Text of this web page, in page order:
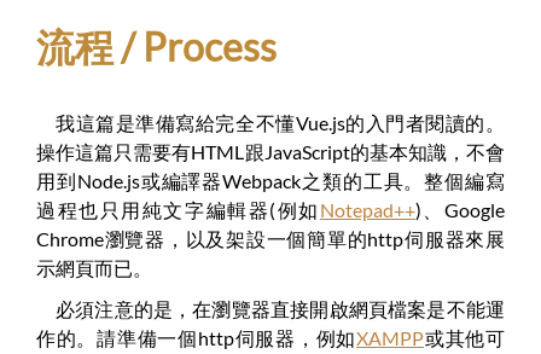
流程 / Process
我這篇是準備寫給完全不懂Vue.js的入門者閱讀的。
操作這篇只需要有HTML跟JavaScript的基本知識，不會
用到Node.js或編譯器Webpack之類的工具。整個編寫
過程也只用純文字編輯器(例如 Notepad++)、Google
Chrome瀏覽器，以及架設一個簡單的http伺服器來展
示網頁而已。
必須注意的是，在瀏覽器直接開啟網頁檔案是不能運
作的。請準備一個http伺服器，例如XAMPP或其他可